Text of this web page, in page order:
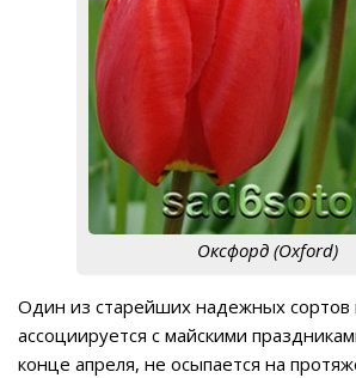
Оксфорд (Oxford)
Один из старейших надежных сортов
ассоциируется с майскими
конце апреля, не осыпается на